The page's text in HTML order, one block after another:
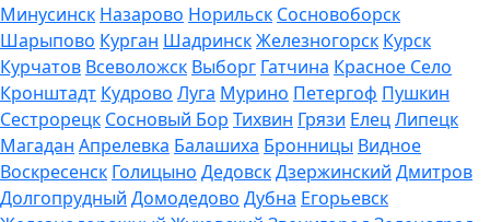
Минусинск Назарово Норильск Сосновоборск
Шарыпово Курган ШадринскЖелезногорск Курск
Курчатов Всеволожск Выборг Гатчина Красное Село
Кронштадт Кудрово Луга Мурино Петергоф Пушкин
Сестрорецк Сосновый Бор Тихвин Грязи ЕлецЛипецк
Магадан Апрелевка Балашиха Бронницы Видное
Воскресенск Голицыно ДедовскДзержинский Дмитров
Долгопрудный Домодедово Дубна Егорьевск